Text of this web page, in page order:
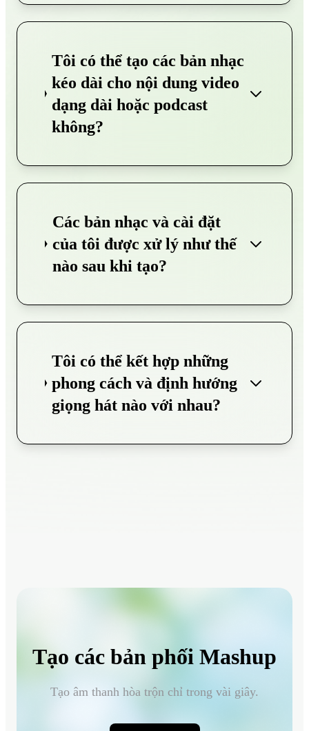
Tôi có thể tạo các bản nhạc
kéo dài cho nội dung video
dạng dài hoặc podcast
không?
Các bản nhạc và cài đặt
của tôi được xử lý như thế
nào sau khi tạo?
Tôi có thể kết hợp những
phong cách và định hướng
giọng hát nào với nhau?
Tạo các bản phối Mashup
Tạo âm thanh hòa trộn chỉ trong vài giây.